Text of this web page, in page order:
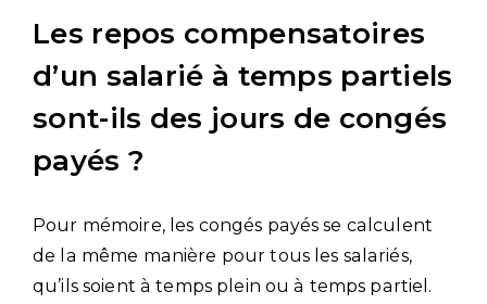
Les repos compensatoires
d’un salarié à temps partiels
sont-ils des jours de congés
payés ?
Pour mémoire, les congés payés se calculent
de la même manière pour tous les salariés,
qu’ils soient à temps plein ou à temps partiel.